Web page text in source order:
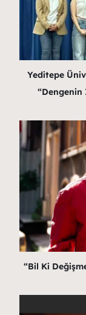
Yeditepe
“Dengenin
“Bil Ki